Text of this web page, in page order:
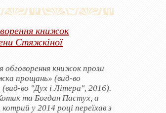
книжок
Стяжкіної
обговорення книжок прози
прощань» (вид-во
во "Дух і Літера", 2016).
та Богдан Пастух, а
у 2014 році переїхав з